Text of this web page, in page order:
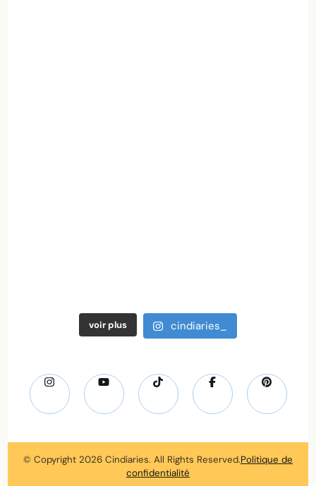
voir plus cindiaries_
© Copyright 2026 Cindiaries. All Rights Reserved.Politique de
confidentialité